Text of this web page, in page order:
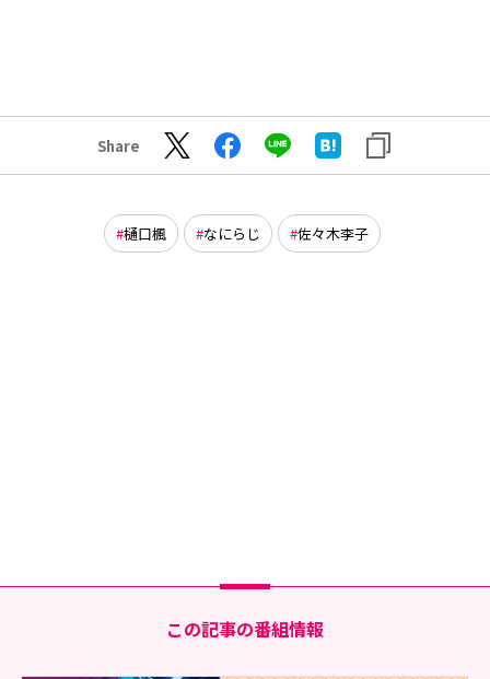
Share
樋口楓 なにらじ 佐々木李子
この記事の番組情報